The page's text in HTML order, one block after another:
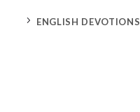
5 ENGLISH DEVOTIONS